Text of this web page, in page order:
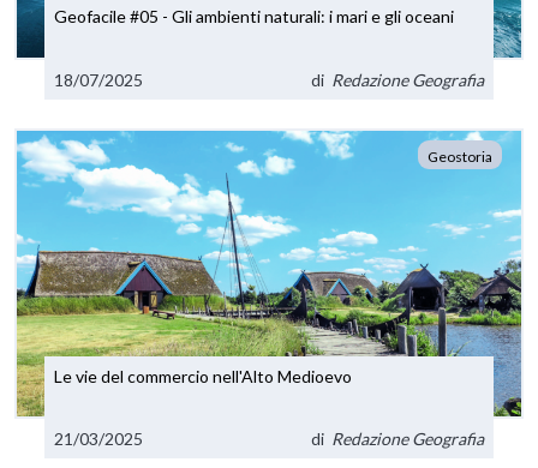
Geofacile #05 - Gli ambienti naturali: i mari e gli oceani
18/07/2025 di Redazione Geografia
Geostoria
Le vie del commercio nell'Alto Medioevo
21/03/2025 di Redazione Geografia